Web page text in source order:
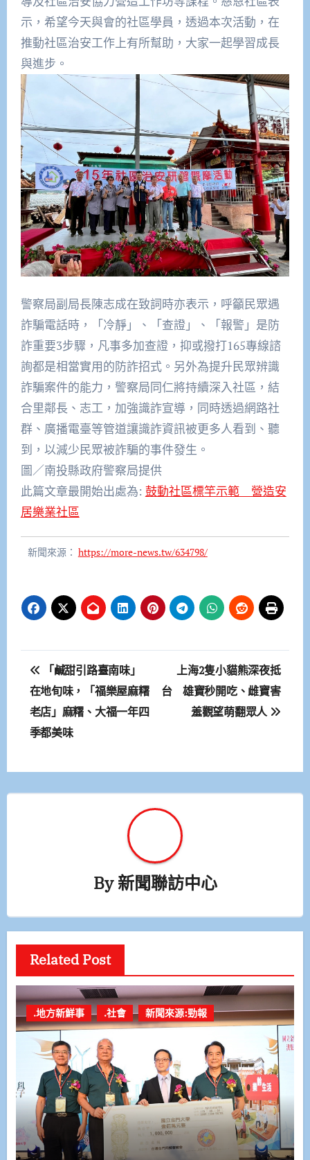
示， 希望今天與會的社區學員，透過本次活動， 在
推動社區治安工作上有所幫助，大家一起學習成長
與進步。
警察局副局長陳志成在致詞時亦表示，呼籲民眾遇
詐騙電話時，「冷靜」、「查證」、「報警」是防
詐重要3步驟，凡事多加查證， 抑或撥打165專線諮
詢都是相當實用的防詐招式。 另外為提升民眾辨識
詐騙案件的能力，警察局同仁將持續深入社區， 結
合里鄰長、志工，加強識詐宣導，同時透過網路社
群、 廣播電臺等管道讓識詐資訊被更多人看到、聽
到， 以減少民眾被詐騙的事件發生。
圖／南投縣政府警察局提供
此篇文章最開始出處為: 鼓動社區標竿示範 營造安
居樂業社區
新聞來源： https://more-news.tw/634798/
文
章
導
「鹹甜引路臺南味」
在地旬味，「福樂屋麻糬
老店」麻糬、大福一年四
季都美味
上海2隻小貓熊深夜抵
台 雄寶秒開吃、雌寶害
羞觀望萌翻眾人
By新聞聯訪中心
Related Post
.地方新鮮事 .社會 新聞來源:勁報